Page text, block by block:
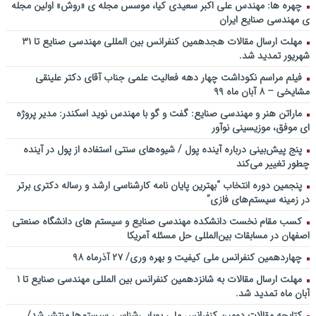
ملی توسعه مدیریت پولی و بانکی
بهمن ماه ۹۲
چهره ها: مهندس علی اکبر سعیدی کیا، موسس مجله ی «روش» اولین مجله
ی مهندسی صنایع ایران
مهلت ارسال مقالات هجدهمین کنفرانس بین المللی مهندسی صنایع تا ۳۱
شهریور تمدید شد.
فیلم مراسم نکوداشت چهار دهه فعالیت علمی جناب آقای دکتر علینقی
مشایخی – ۸ آبان ماه ۹۹
ماراتن هنر و مهندسی صنایع: گفت و گو با مهندس نوید اسکندر: مدیر پروژه
ای موفق، موزیسینی نوآور
پنج پیش‌بینی درباره آینده پول / شیوه‌های سنتی استفاده از پول در آینده
چطور تغییر می‌کند
پنجمین دورۀ انتخاب “بهترین پایان ­نامه کارشناسی­ ارشد و رساله دکتری برتر
در زمینه سیستم‌های فازی”
کسب مقام نخست دانشکده مهندسی صنایع و سیستم های دانشگاه صنعتی
اصفهان در مسابقات بین‌المللی حل مسئله آمریکا
چهاردهمین کنفرانس ملی کیفیت و بهره وری/ ۲۷ آذرماه ۹۸
مهلت ارسال مقالات به شانزدهمین کنفرانس بین المللی مهندسی صنایع تا ۱
آبان ماه تمدید شد.